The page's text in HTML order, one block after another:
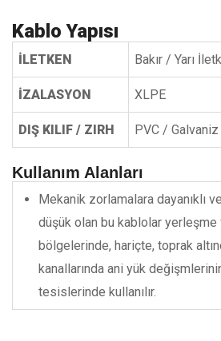
Kablo Yapısı
İLETKEN Bakır / Yarı
İZALASYON XLPE
DIŞ KILIF / ZIRH PVC / Galvaniz
Kullanım Alanları
Mekanik zorlamalara dayanıklı
düşük olan bu kablolar
bölgelerinde, hariçte, toprak
kanallarında ani yük
tesislerinde kullanılır.